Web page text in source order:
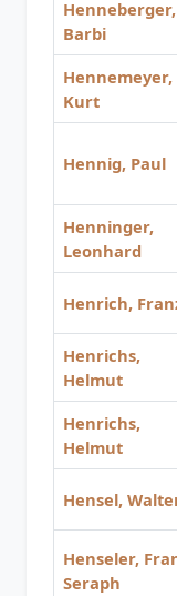
Henneberger,
Barbi
Hennemeyer,
Kurt
Hennig, Paul
Henninger,
Leonhard
Henrich,
Henrichs,
Helmut
Henrichs,
Helmut
Hensel,
Henseler,
Seraph